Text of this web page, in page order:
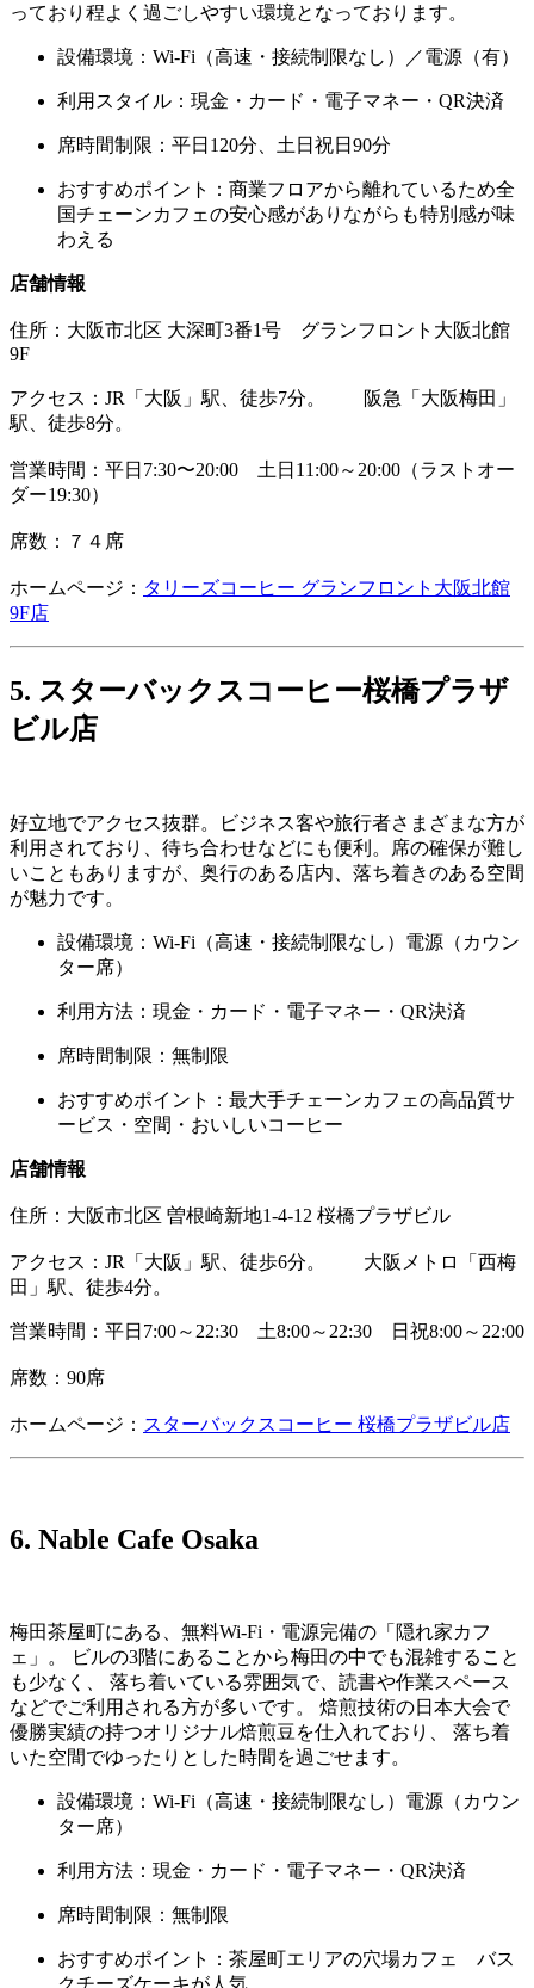
っており程よく過ごしやすい環境となっております。
設備環境：Wi-Fi（高速・接続制限なし）／電源（有）
利用スタイル：現金・カード・電子マネー・QR決済
席時間制限： 平日120分、土日祝日90分
おすすめポイント：商業フロアから離れているため全
国チェーンカフェの安心感がありながらも特別感が味
わえる
店舗情報
住所： 大阪市北区 大深町3番1号 グランフロント大阪北館
9F
アクセス：JR「大阪」駅、徒歩7分。 阪急「大阪梅田」
駅、徒歩8分。
営業時間：平日7:30〜20:00 土日11:00～20:00（ラストオー
ダー19:30）
席数：７４席
ホームページ： タリーズコーヒー グランフロント大阪北館
9F店
5. スターバックスコーヒー桜橋プラザ
ビル店
好立地でアクセス抜群。ビジネス客や旅行者さまざまな方が
利用されており、待ち合わせなどにも便利。席の確保が難し
いこともありますが、奥行のある店内、落ち着きのある空間
が魅力です。
設備環境：Wi-Fi（高速・接続制限なし）電源（カウン
ター席）
利用方法：現金・カード・電子マネー・QR決済
席時間制限：無制限
おすすめポイント：最大手チェーンカフェの高品質サ
ービス・空間・おいしいコーヒー
店舗情報
住所： 大阪市北区 曽根崎新地1-4-12 桜橋プラザビル
アクセス：JR「大阪」駅、徒歩6分。 大阪メトロ「西梅
田」駅、徒歩4分。
営業時間：平日7:00～22:30 土8:00～22:30 日祝8:00～22:00
席数：90席
ホームページ： スターバックスコーヒー 桜橋プラザビル店
6. Nable Cafe Osaka
梅田茶屋町にある、無料Wi-Fi・電源完備の「隠れ家カフ
ェ」。 ビルの3階にあることから梅田の中でも混雑すること
も少なく、 落ち着いている雰囲気で、読書や作業スペース
などでご利用される方が多いです。 焙煎技術の日本大会で
優勝実績の持つオリジナル焙煎豆を仕入れており、 落ち着
いた空間でゆったりとした時間を過ごせます。
設備環境：Wi-Fi（高速・接続制限なし）電源（カウン
ター席）
利用方法：現金・カード・電子マネー・QR決済
席時間制限：無制限
おすすめポイント：茶屋町エリアの穴場カフェ バス